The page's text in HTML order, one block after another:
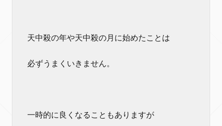
天中殺の年や天中殺の月に始めたことは
必ずうまくいきません。
一時的に良くなることもありますが